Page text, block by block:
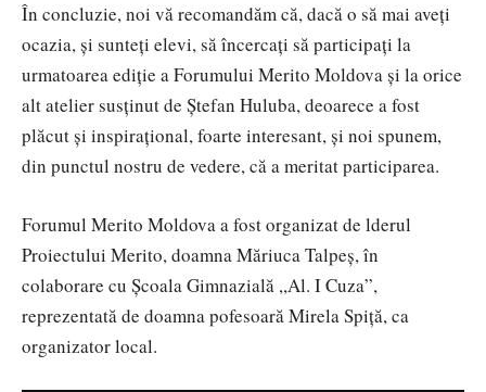
În concluzie, noi vă recomandăm că, dacă o să mai aveți
ocazia, și sunteți elevi, să încercați să participați la
urmatoarea ediție a Forumului Merito Moldova și la orice
alt atelier susținut de Ștefan Huluba, deoarece a fost
plăcut și inspirațional, foarte interesant, și noi spunem,
din punctul nostru de vedere, că a meritat participarea.
Forumul Merito Moldova a fost organizat de lderul
Proiectului Merito, doamna Măriuca Talpeș, în
colaborare cu Școala Gimnazială ,,Al. I Cuza”,
reprezentată de doamna pofesoară Mirela Spiță, ca
organizator local.